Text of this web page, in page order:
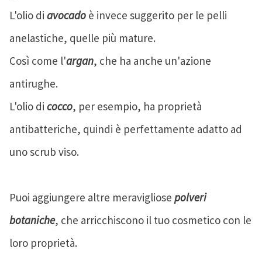
L'olio di avocado è invece suggerito per le pelli
anelastiche, quelle più mature.
Così come l'argan, che ha anche un'azione
antirughe.
L'olio di cocco, per esempio, ha proprietà
antibatteriche, quindi è perfettamente adatto ad
uno scrub viso.
Puoi aggiungere altre meravigliose polveri
botaniche, che arricchiscono il tuo cosmetico con le
loro proprietà.